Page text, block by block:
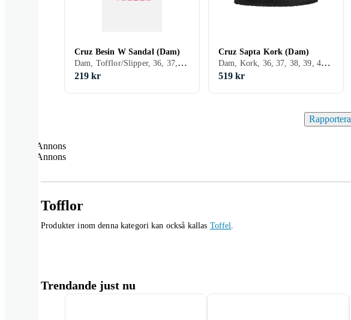
Cruz Besin W Sandal (Dam)
Dam, Tofflor/Slipper, 36, 37, 38, 39, 40, 41, 42, 46
219 kr
Cruz Sapta Kork (Dam)
Dam, Kork, 36, 37, 38, 39, 40, 41, 42
519 kr
Annons
Annons
Tofflor
Produkter inom denna kategori kan också kallas Toffel.
Trendande just nu